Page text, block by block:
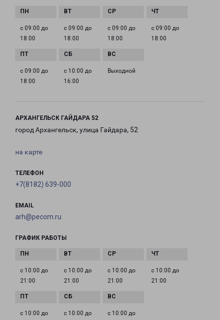
с 09:00 до
18:00
с 09:00 до
18:00
с 09:00 до
18:00
с 09:00 до
18:00
с 09:00 до
18:00
с 10:00 до
16:00
Выходной
АРХАНГЕЛЬСК ГАЙДАРА 52
город Архангельск, улица Гайдара, 52
на карте
ТЕЛЕФОН
+7(8182) 639-000
EMAIL
arh@pecom.ru
ГРАФИК РАБОТЫ
с 10:00 до
21:00
с 10:00 до
21:00
с 10:00 до
21:00
с 10:00 до
21:00
с 10:00 до с 10:00 до с 10:00 до